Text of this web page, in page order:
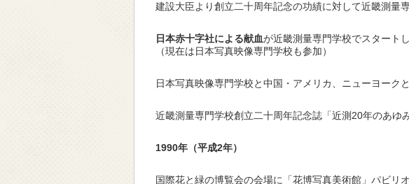
建設大臣より創立二十周年記念の功績に対して近畿測量
日本赤十字社による献血が近畿測量専門学校でスタート
（現在は日本写真映像専門学校も参加）
日本写真映像専門学校と中国・アメリカ、ニューヨーク
近畿測量専門学校創立二十周年記念誌「近測20年のあゆ
1990年（平成2年）
国際花と緑の博覧会の会場に「花博写真美術館」パビリ